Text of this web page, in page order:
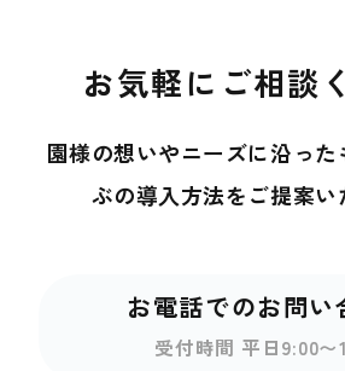
お気軽にご相談
園様の想いやニーズに沿っ
ぶの導入方法をご提案い
お電話でのお問い
受付時間 平日9:00〜